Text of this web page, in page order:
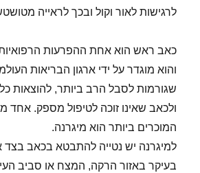
לרגישות לאור וקול ובכך לראייה
כאב ראש הוא אחת ההפרעות
והוא מוגדר על ידי ארגון הבריאות
שגורמות לסבל הרב ביותר, להוצאות
ולכאב שאינו זוכה לטיפול מספק. אחד
המוכרים ביותר הוא מיגרנה.
למיגרנה יש נטייה להתבטא בכאב
בעיקר באזור הרקה, המצח או סביב